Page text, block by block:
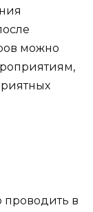
можно
в